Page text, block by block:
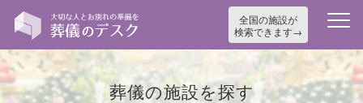
全国の施設が
検索できます
葬儀の施設を探す